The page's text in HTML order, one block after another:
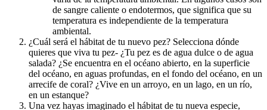
de sangre caliente o endotermos, que significa que su
temperatura es independiente de la temperatura
ambiental.
¿Cuál será el hábitat de tu nuevo pez? Selecciona dónde
quieres que viva tu pez- ¿Tu pez es de agua dulce o de agua
salada? ¿Se encuentra en el océano abierto, en la superficie
del océano, en aguas profundas, en el fondo del océano, en un
arrecife de coral? ¿Vive en un arroyo, en un lago, en un río,
en un estanque?
Una vez hayas imaginado el hábitat de tu nueva especie,